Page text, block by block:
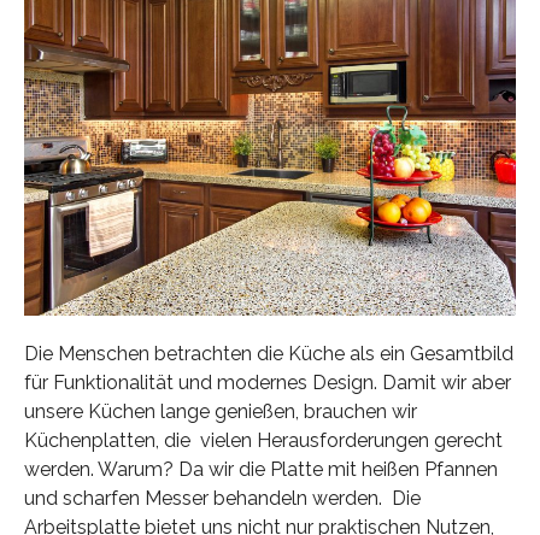
Die Menschen betrachten die Küche als ein Gesamtbild
für Funktionalität und modernes Design. Damit wir aber
unsere Küchen lange genießen, brauchen wir
Küchenplatten, die vielen Herausforderungen gerecht
werden. Warum? Da wir die Platte mit heißen Pfannen
und scharfen Messer behandeln werden. Die
Arbeitsplatte bietet uns nicht nur praktischen Nutzen,